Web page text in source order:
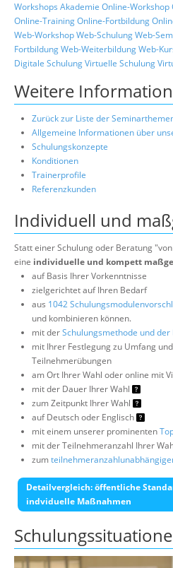
Workshops Akademie Online-Workshop
Online-TrainingOnline-Fortbildung
Web-WorkshopWeb-SchulungWeb-
FortbildungWeb-WeiterbildungWeb-
Digitale SchulungVirtuelle Schulung
Weitere
Zurück zur Liste der
Allgemeine Informationen über
Schulungskonzepte
Konditionen
Trainerprofile
Referenzkunden
Individuell und
Statt einer Schulung oder Beratung
eine individuelle und kompett
auf Basis Ihrer Vorkenntnisse
zielgerichtet auf Ihren Bedarf
aus 1042
und kombinieren können.
mit derSchulungsmethode und
mit Ihrer Festlegung zu Umfang
Teilnehmerübungen
am Ort Ihrer Wahl oder online mit
mit der Dauer Ihrer Wahl
zum Zeitpunkt Ihrer Wahl
auf Deutsch oder Englisch
mit einem unserer prominenten
mit der Teilnehmeranzahl Ihrer
zum
Detailvergleich: öffentliche
indviduelle Maßnahmen